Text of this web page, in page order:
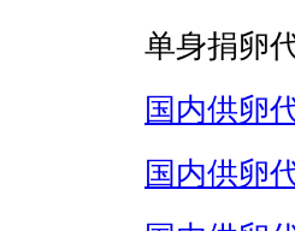
单身捐卵
国内供卵
国内供卵